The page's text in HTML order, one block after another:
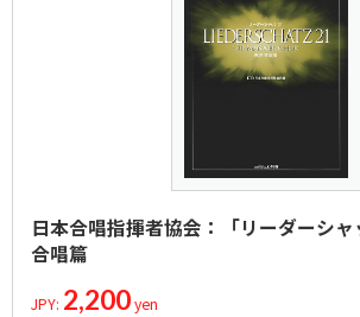
日本合唱指揮者協会：「リーダーシ
合唱篇
JPY: 2,200yen